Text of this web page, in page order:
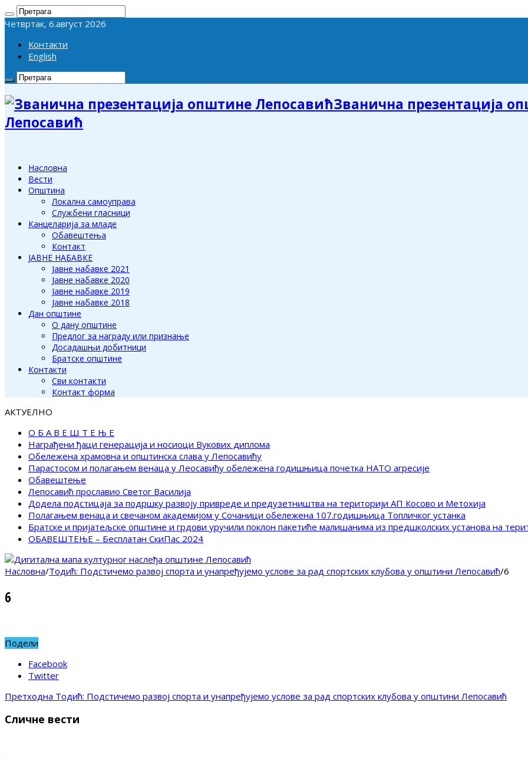
Четвртак, 6.август 2026
Контакти
English
Званична презентација
Лепосавић
Насловна
Вести
Општина
Локална самоуправа
Службени гласници
Канцеларија за младе
Обавештења
Контакт
ЈАВНЕ НАБАВКЕ
Јавне набавке 2021
Јавне набавке 2020
Јавне набавке 2019
Јавне набавке 2018
Дан општине
О дану општине
Предлог за награду или признање
Досадашњи добитници
Братске општине
Контакти
Сви контакти
Контакт форма
АКТУЕЛНО
О Б А В Е Ш Т Е Њ Е
Награђени ђаци генерација и носиоци Вукових диплома
Обележена храмовна и општинска слава у Лепосавићу
Парастосом и полагањем венаца у Леосавићу обележена годишњица почетка НАТО агресије
Обавештење
Лепосавић прославио Светог Василија
Додела подстицаја за подршку развоју привреде и предузетништва на територији АП Косово и Метохија
Полагањем венаца и свечаном академијом у Сочаници обележена 107.годишњица Топличког устанка
Братске и пријатељске општине и грдови уручили поклон пакетиће малишанима из предшколских установа на
ОБАВЕШТЕЊЕ – Бесплатан СкиПас 2024
Насловна/Тодић: Подстичемо развој спорта и унапређујемо услове за рад спортских клубова у општини Лепосавић/6
6
Подели
Facebook
Twitter
Претходна Тодић: Подстичемо развој спорта и унапређујемо услове за рад спортских клубова у општини Лепосавић
Сличне вести